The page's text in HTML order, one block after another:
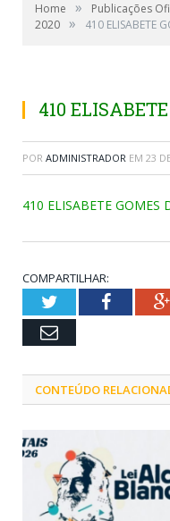
Home » Publicações
2020 » 410 ELISABETE
410
POR ADMINISTRADOR EM 23
410 ELISABETE GOMES
COMPARTILHAR:
TwitterFacebook
Email
CONTEÚDO